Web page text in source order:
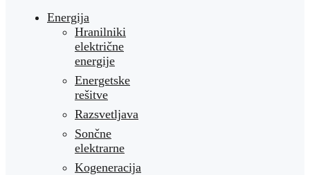
Energija
Hranilniki
električne
energije
Energetske
rešitve
Razsvetljava
Sončne
elektrarne
Kogeneracija